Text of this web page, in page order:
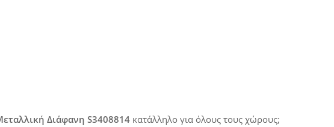
Διάφανη S3408814κατάλληλο για όλους τους χώρους;